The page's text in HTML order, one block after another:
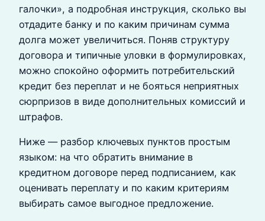
галочки», а подробная инструкция, сколько вы
отдадите банку и по каким причинам сумма
долга может увеличиться. Поняв структуру
договора и типичные уловки в формулировках,
можно спокойно оформить потребительский
кредит без переплат и не бояться неприятных
сюрпризов в виде дополнительных комиссий и
штрафов.
Ниже — разбор ключевых пунктов простым
языком: на что обратить внимание в
кредитном договоре перед подписанием, как
оценивать переплату и по каким критериям
выбирать самое выгодное предложение.